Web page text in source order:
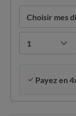
Choisir mes
1
Payez en